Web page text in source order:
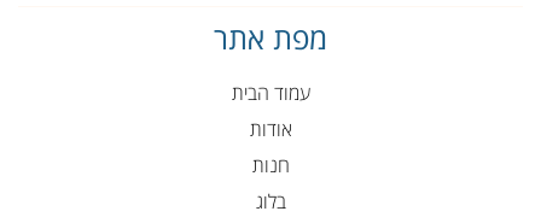
מפת אתר
עמוד הבית
אודות
חנות
בלוג